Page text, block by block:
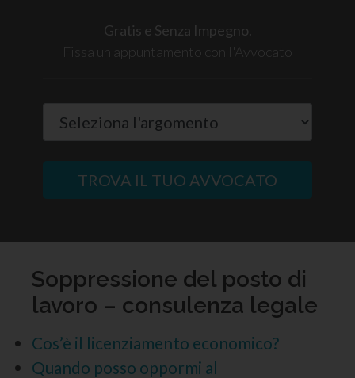
Gratis e Senza Impegno.
Fissa un appuntamento con l'Avvocato
TROVA IL TUO AVVOCATO
Soppressione del posto di
lavoro – consulenza legale
Cos’è il licenziamento economico?
Quando posso oppormi al